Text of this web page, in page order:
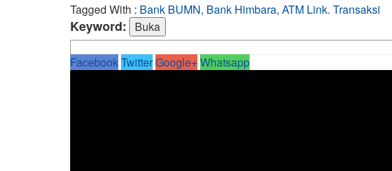
Tagged With : Bank BUMN, Bank Himbara, ATM Link. Transaksi
Keyword:
Facebook TwitterGoogle+Whatsapp